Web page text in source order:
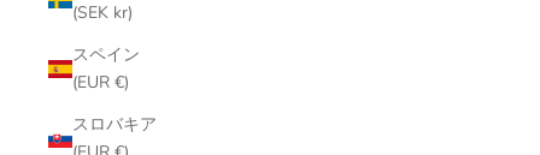
(SEK kr)
スペイン
(EUR €)
スロバキア